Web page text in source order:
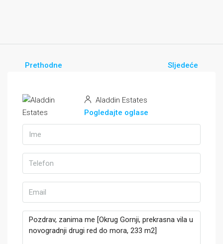
Prethodne Sljedeće
Aladdin Estates
Pogledajte oglase